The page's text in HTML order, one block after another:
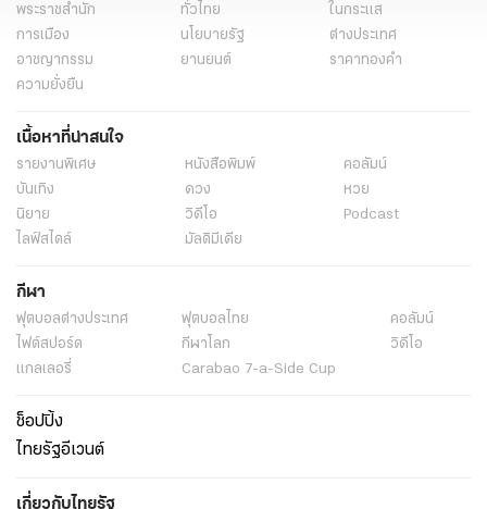
พระราชสำนัก ทั่วไทย
ในกระแส
การเมือง
นโยบายรัฐ
ต่างประเทศ
อาชญากรรม
ยานยนต์
ราคาทองคำ
ความยั่งยืน
เนื้อหาที่น่าสนใจ
รายงานพิเศษ หนังสือพิมพ์
คอลัมน์
บันเทิง
ดวง
หวย
นิยาย
วิดีโอ
Podcast
ไลฟ์สไตล์
มัลติมีเดีย
กีฬา
ฟุตบอลต่่างประเทศ ฟุตบอลไทย
คอลัมน์
ไฟต์สปอร์ต
กีฬาโลก
วิดีโอ
แกลเลอรี่
Carabao 7-a-Side Cup
ช็อปปิ้ง
ไทยรัฐอีเวนต์
เกี่ยวกับไทยรัฐ